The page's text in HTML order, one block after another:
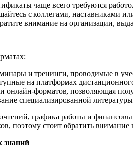
чаще всего требуются
с коллегами, наставниками
внимание на организации,
и тренинги, проводимые в
на платформах
онлайн-форматов, позволяющая
специализированной
графика работы и
поэтому стоит обратить
знаний